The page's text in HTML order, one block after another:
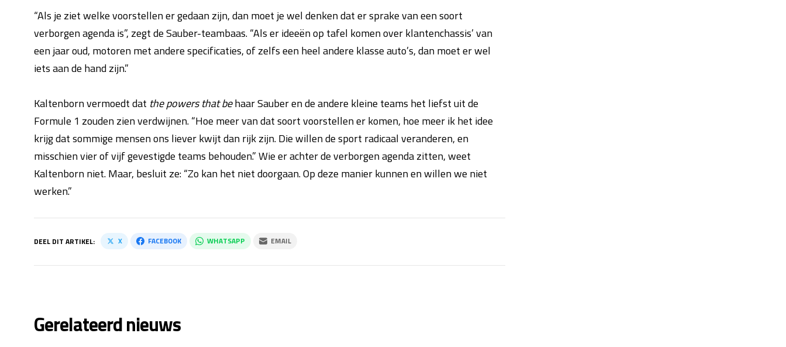
“Als je ziet welke voorstellen er gedaan zijn, dan moet je wel denken dat er sprake van een soort
verborgen agenda is”, zegt de Sauber-teambaas. “Als er ideeën op tafel komen over klantenchassis’ van
een jaar oud, motoren met andere specificaties, of zelfs een heel andere klasse auto’s, dan moet er wel
iets aan de hand zijn.”
Kaltenborn vermoedt dat the powers that behaar Sauber en de andere kleine teams het liefst uit de
Formule 1 zouden zien verdwijnen. “Hoe meer van dat soort voorstellen er komen, hoe meer ik het idee
krijg dat sommige mensen ons liever kwijt dan rijk zijn. Die willen de sport radicaal veranderen, en
misschien vier of vijf gevestigde teams behouden.” Wie er achter de verborgen agenda zitten, weet
Kaltenborn niet. Maar, besluit ze: “Zo kan het niet doorgaan. Op deze manier kunnen en willen we niet
werken.”
DEEL DIT ARTIKEL: X FACEBOOK WHATSAPP EMAIL
Gerelateerd nieuws